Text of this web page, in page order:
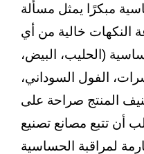
مبكرًا يمثل مسألة
خالية من أي
(الحليب، البيض،
الفول السوداني،
المنتج صراحة على
أن تتبع مصانع تصنيع
لمراقبة الحساسية